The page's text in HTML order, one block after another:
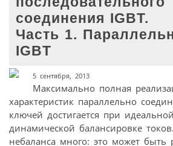
соединения IGBT.
Часть 1.
IGBT
5 сентября, 2013
Максимально полная
характеристик параллельно
ключей достигается при
динамической балансировке
небаланса много: это может быть